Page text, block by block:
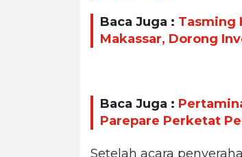
Baca Juga : Tasming
Makassar, Dorong
Baca Juga :
Parepare Perketat
Setelah acara